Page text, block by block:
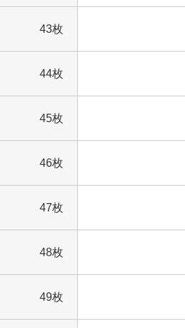
43枚
44枚
45枚
46枚
47枚
48枚
49枚